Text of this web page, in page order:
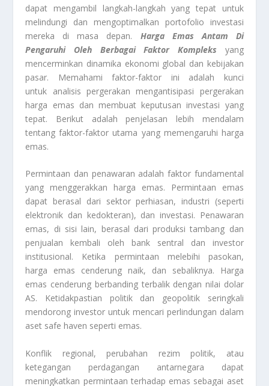
dapat mengambil langkah-langkah yang tepat untuk
melindungi dan mengoptimalkan portofolio investasi
mereka di masa depan. Harga Emas Antam
Di
Pengaruhi Oleh Berbagai Faktor Kompleks yang
mencerminkan dinamika ekonomi global dan kebijakan
pasar. Memahami faktor-faktor ini adalah kunci
untuk analisis pergerakan mengantisipasi pergerakan
harga emas dan membuat keputusan investasi yang
tepat. Berikut adalah penjelasan lebih mendalam
tentang faktor-faktor utama yang memengaruhi harga
emas.
Permintaan dan penawaran adalah faktor fundamental
yang menggerakkan harga emas. Permintaan emas
dapat berasal dari sektor perhiasan, industri (seperti
elektronik dan kedokteran), dan investasi. Penawaran
emas, di sisi lain, berasal dari produksi tambang dan
penjualan kembali oleh bank sentral dan investor
institusional. Ketika permintaan melebihi pasokan,
harga emas cenderung naik, dan sebaliknya. Harga
emas cenderung berbanding terbalik dengan nilai dolar
AS. Ketidakpastian politik dan geopolitik seringkali
mendorong investor untuk mencari perlindungan dalam
aset safe haven seperti emas.
Konflik regional, perubahan rezim politik, atau
ketegangan perdagangan antarnegara dapat
meningkatkan permintaan terhadap emas sebagai aset